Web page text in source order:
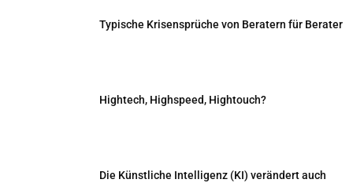
Typische Krisensprüche von Beratern für Berater
Hightech, Highspeed, Hightouch?
Die Künstliche Intelligenz (KI) verändert auch